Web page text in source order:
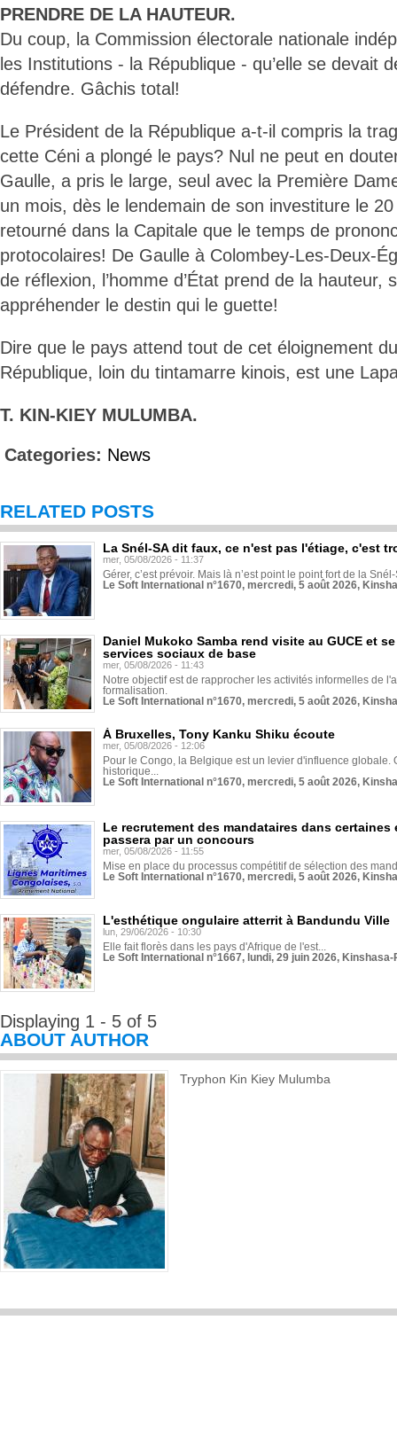
PRENDRE DE LA HAUTEUR.
Du coup, la Commission électorale nationale
les Institutions - la République - qu’elle se devait
défendre. Gâchis total!
Le Président de la République a-t-il compris la
cette Céni a plongé le pays? Nul ne peut en
Gaulle, a pris le large, seul avec la Première
un mois, dès le lendemain de son investiture le
retourné dans la Capitale que le temps de
protocolaires! De Gaulle à Colombey-Les-Deux-
de réflexion, l’homme d’État prend de la hauteur,
appréhender le destin qui le guette!
Dire que le pays attend tout de cet éloignement
République, loin du tintamarre kinois, est une
T. KIN-KIEY MULUMBA.
Categories: News
RELATED POSTS
La Snél-SA dit faux, ce n'est pas l'étiage, c'est
mer, 05/08/2026 - 11:37
Gérer, c’est prévoir. Mais là n’est point le point fort de la
Le Soft International n°1670, mercredi, 5 août 2026,
Daniel Mukoko Samba rend visite au GUCE et
services sociaux de base
mer, 05/08/2026 - 11:43
Notre objectif est de rapprocher les activités informelles de
formalisation.
Le Soft International n°1670, mercredi, 5 août 2026,
À Bruxelles, Tony Kanku Shiku écoute
mer, 05/08/2026 - 12:06
Pour le Congo, la Belgique est un levier d'influence globale.
historique...
Le Soft International n°1670, mercredi, 5 août 2026,
Le recrutement des mandataires dans
passera par un concours
mer, 05/08/2026 - 11:55
Mise en place du processus compétitif de sélection des
Le Soft International n°1670, mercredi, 5 août 2026,
L'esthétique ongulaire atterrit à Bandundu Ville
lun, 29/06/2026 - 10:30
Elle fait florès dans les pays d'Afrique de l'est...
Le Soft International n°1667, lundi, 29 juin 2026,
Displaying 1 - 5 of 5
ABOUT AUTHOR
Tryphon Kin Kiey Mulumba